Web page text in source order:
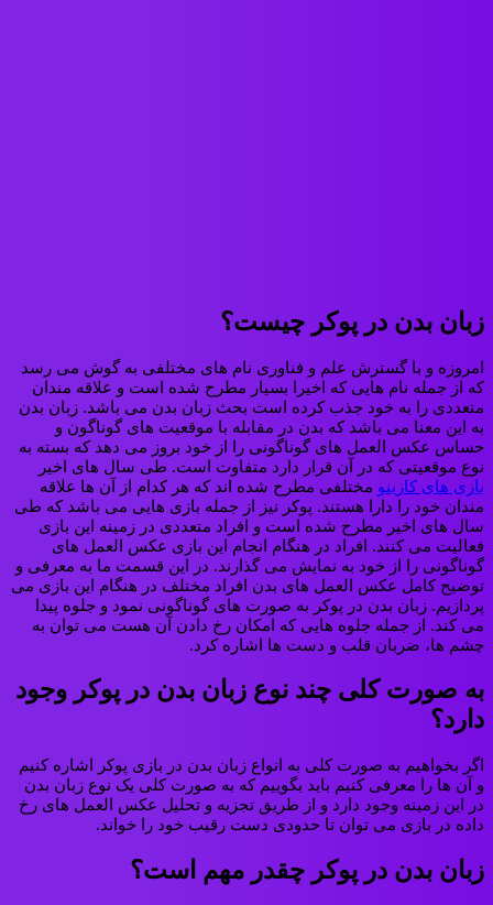
زبان بدن در پوکر چیست؟
امروزه و با گسترش علم و فناوری نام های مختلفی به گوش می رسد
که از جمله نام هایی که اخیرا بسیار مطرح شده است و علاقه مندان
متعددی را به خود جذب کرده است بحث زبان بدن می باشد. زبان بدن
به این معنا می باشد که بدن در مقابله با موقعیت های گوناگون و
حساس عکس العمل های گوناگونی را از خود بروز می دهد که بسته به
نوع موقعیتی که در آن قرار دارد متفاوت است. طی سال‌ های اخیر
بازی‌ های کازینو مختلفی مطرح شده اند که هر کدام از آن ها علاقه
مندان خود را دارا هستند. پوکر نیز از جمله بازی هایی می باشد که طی
سال های اخیر مطرح شده است و افراد متعددی در زمینه این بازی
فعالیت می کنند. افراد در هنگام انجام اين بازی عکس العمل های
گوناگونی را از خود به نمایش می گذارند. در این قسمت ما به معرفی و
توضیح کامل عکس العمل های بدن افراد مختلف در هنگام این بازی می
پردازیم. زبان بدن در پوکر به صورت های گوناگونی نمود و جلوه پيدا
می کند. از جمله جلوه هایی که امکان رخ دادن آن هست می توان به
چشم ها، ضربان قلب و دست ها اشاره کرد.
به صورت کلی چند نوع زبان بدن در پوکر وجود
دارد؟
اگر بخواهیم به صورت کلی به انواع زبان بدن در بازی پوکر اشاره کنیم
و آن ها را معرفی کنیم باید بگوییم که به صورت کلی یک نوع زبان بدن
در این زمینه وجود دارد و از طریق تجزيه و تحلیل عکس العمل های رخ
داده در بازی می توان تا حدودی دست رقیب خود را خواند.
زبان بدن در پوکر چقدر مهم است؟